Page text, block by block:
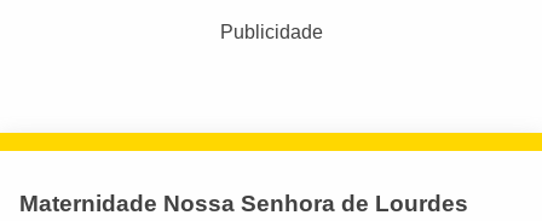
Publicidade
Maternidade Nossa Senhora de Lourdes